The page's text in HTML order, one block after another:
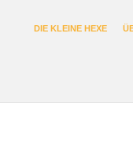
DIE KLEINE HEXE